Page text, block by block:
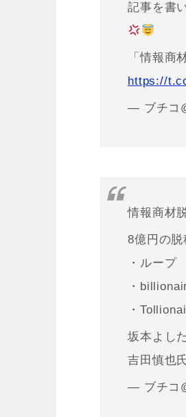
記事を書
「情報
https://
— ブチコ
情報商材
8億円の
・ループ
・
・
坂本よし
吉田慎也
— ブチコ